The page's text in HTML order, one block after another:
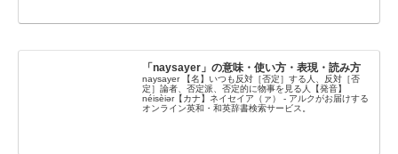
「naysayer」の意味・使い方・表現・読み方
naysayer 【名】いつも反対［否定］する人、反対［否
定］論者、否定派、否定的に物事を見る人【発音】
néisèiər【カナ】ネイセイア（ァ） - アルクがお届けする
オンライン英和・和英辞書検索サービス。